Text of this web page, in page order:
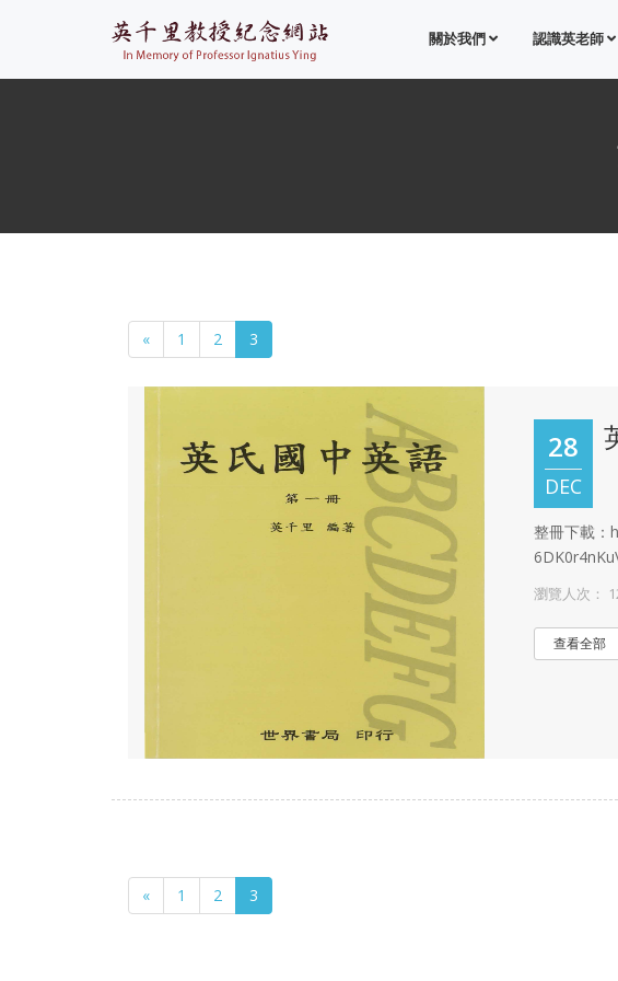
關於我們 認識英老師
« 1 2 3
28
DEC
整冊下載：
瀏覽人次：
查看全部
« 1 2 3